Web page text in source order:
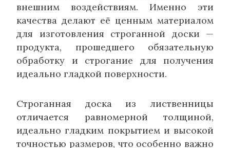
внешним воздействиям. Именно эти
качества делают её ценным материалом
для изготовления строганной доски —
продукта, прошедшего обязательную
обработку и строгание для получения
идеально гладкой поверхности.
Строганная доска из лиственницы
отличается равномерной толщиной,
идеально гладким покрытием и высокой
точностью размеров, что особенно важно